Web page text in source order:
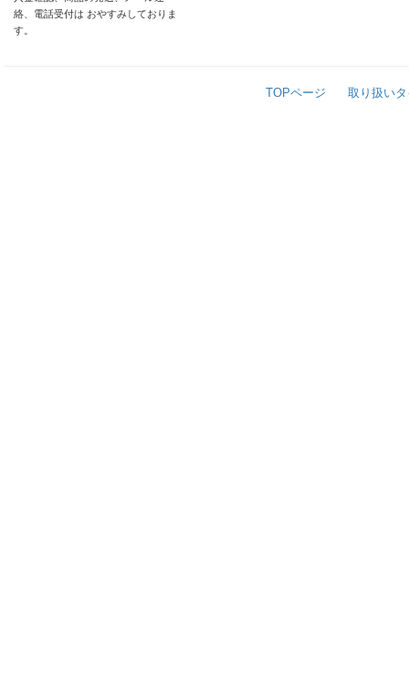
絡、電話受付は おやすみしておりま
す。
TOPページ 取り扱い